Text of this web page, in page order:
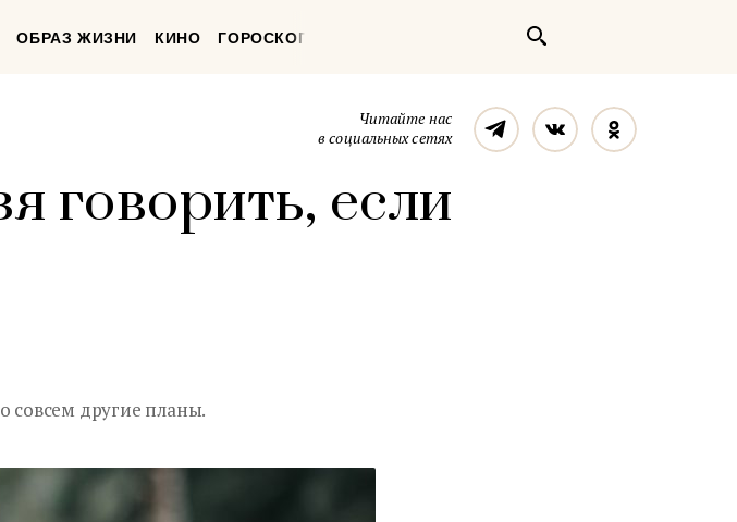
ОБРАЗ ЖИЗНИ КИНО ГОРОСКОП
Читайте нас
в социальных сетях
ТелеграмВконтакте
говорить, если
совсем другие планы.